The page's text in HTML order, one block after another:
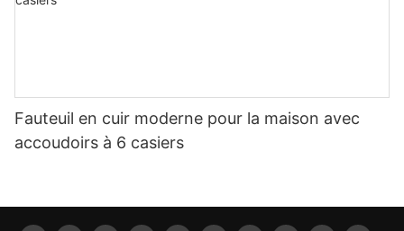
Fauteuil en cuir moderne pour la maison avec
accoudoirs à 6 casiers